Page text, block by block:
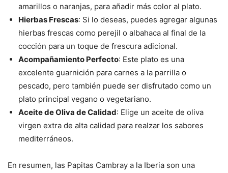
amarillos o naranjas, para añadir más color al plato.
Hierbas Frescas: Si lo deseas, puedes agregar algunas
hierbas frescas como perejil o albahaca al final de la
cocción para un toque de frescura adicional.
Acompañamiento Perfecto: Este plato es una
excelente guarnición para carnes a la parrilla o
pescado, pero también puede ser disfrutado como un
plato principal vegano o vegetariano.
Aceite de Oliva de Calidad: Elige un aceite de oliva
virgen extra de alta calidad para realzar los sabores
mediterráneos.
En resumen, las Papitas Cambray a la Iberia son una